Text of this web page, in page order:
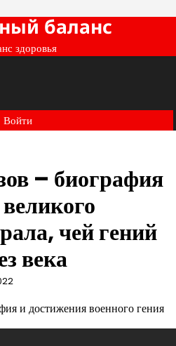
баланс
здоровья
Войти
– биография
чей гений
века